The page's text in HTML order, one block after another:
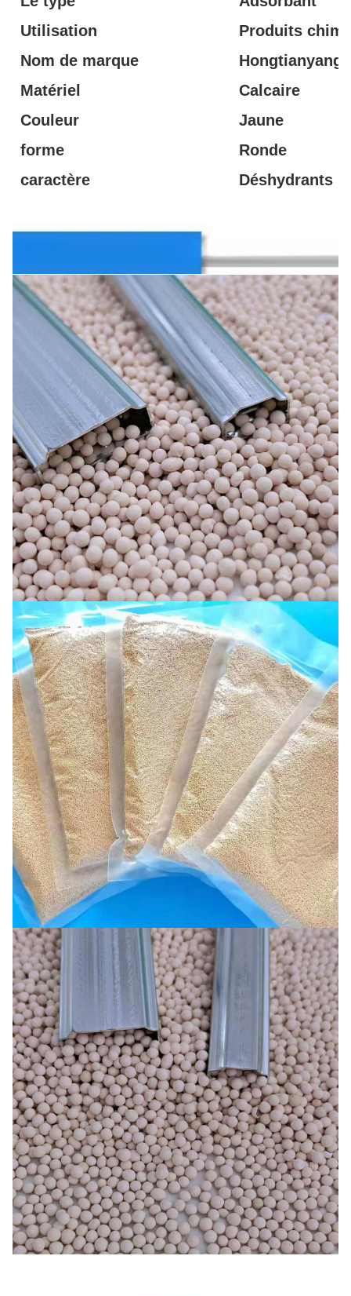
Utilisation
Produits
Nom de marque
Hongtianyang
Matériel
Calcaire
Couleur
Jaune
forme
Ronde
caractère
Déshydrants